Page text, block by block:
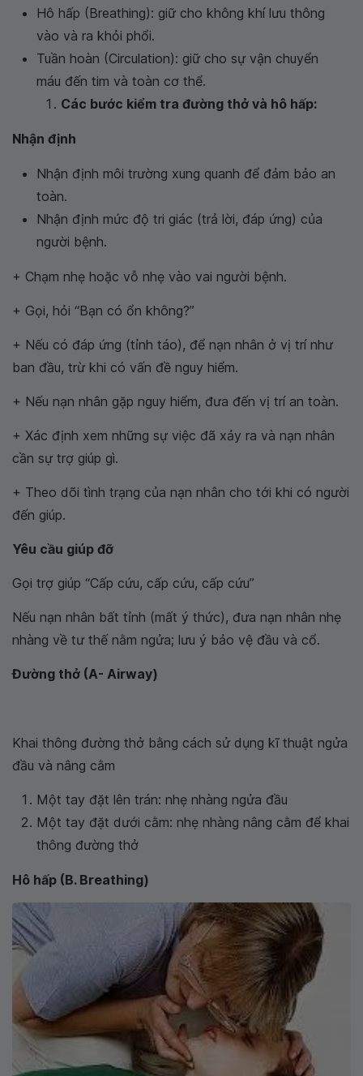
Hô hấp (Breathing): giữ cho không khí lưu thông
vào và ra khỏi phổi.
Tuần hoàn (Circulation): giữ cho sự vận chuyển
máu đến tim và toàn cơ thể.
Các bước kiểm tra đường thở và hô hấp:
Nhận định
Nhận định môi trường xung quanh để đảm bảo an
toàn.
Nhận định mức độ tri giác (trả lời, đáp ứng) của
người bệnh.
+ Chạm nhẹ hoặc vỗ nhẹ vào vai người bệnh.
+ Gọi, hỏi “Bạn có ổn không?”
+ Nếu có đáp ứng (tỉnh táo), để nạn nhân ở vị trí như
ban đầu, trừ khi có vấn đề nguy hiểm.
+ Nếu nạn nhân gặp nguy hiểm, đưa đến vị trí an toàn.
+ Xác định xem những sự việc đã xảy ra và nạn nhân
cần sự trợ giúp gì.
+ Theo dõi tình trạng của nạn nhân cho tới khi có người
đến giúp.
Yêu cầu giúp đỡ
Gọi trợ giúp “Cấp cứu, cấp cứu, cấp cứu”
Nếu nạn nhân bất tỉnh (mất ý thức), đưa nạn nhân nhẹ
nhàng về tư thế nằm ngửa; lưu ý bảo vệ đầu và cổ.
Đường thở (A- Airway)
Khai thông đường thở bằng cách sử dụng kĩ thuật ngửa
đầu và nâng cằm
Một tay đặt lên trán: nhẹ nhàng ngửa đầu
Một tay đặt dưới cằm: nhẹ nhàng nâng cằm để khai
thông đường thở
Hô hấp (B. Breathing)